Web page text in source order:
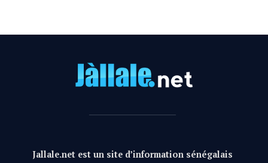
Jallale.net est un site d’information sénégalais